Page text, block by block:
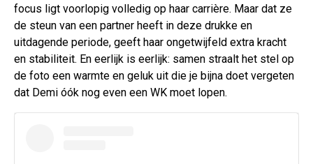
focus ligt voorlopig volledig op haar carrière. Maar dat ze
de steun van een partner heeft in deze drukke en
uitdagende periode, geeft haar ongetwijfeld extra kracht
en stabiliteit. En eerlijk is eerlijk: samen straalt het stel op
de foto een warmte en geluk uit die je bijna doet vergeten
dat Demi óók nog even een WK moet lopen.